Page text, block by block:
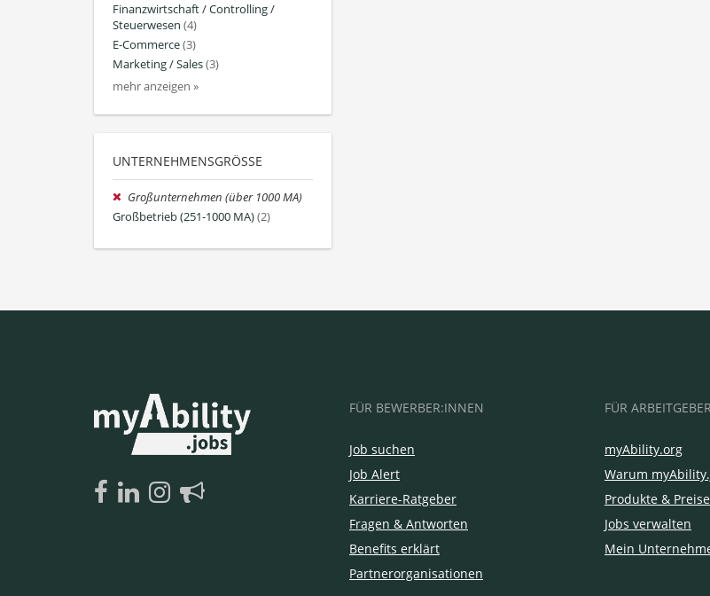
Finanzwirtschaft / Controlling /
Steuerwesen (4)
E-Commerce(3)
Marketing / Sales(3)
mehr anzeigen »
UNTERNEHMENSGRÖSSE
Großunternehmen (über 1000 MA)
Großbetrieb (251-1000 MA)(2)
FÜR BEWERBER:INNEN
Job suchen
Job Alert
Karriere-Ratgeber
Fragen & Antworten
Benefits erklärt
Partnerorganisationen
FÜR
myAbility.org
Warum
Produkte & Preise
Jobs verwalten
Mein